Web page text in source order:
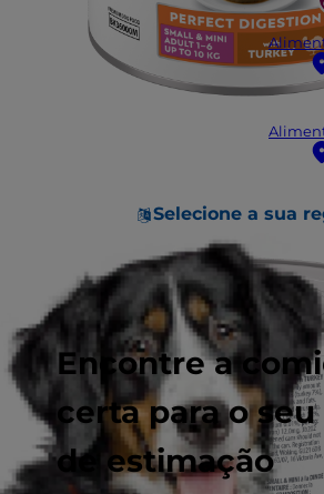
Selecione a sua
Encontre a
certa para o
de estimação